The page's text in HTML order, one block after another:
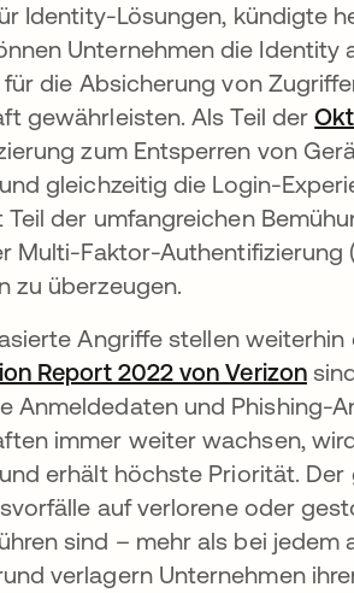
Identity-Lösungen, kündigte
Unternehmen die
die Absicherung von
gewährleisten. Als Teil der
zum Entsperren von
gleichzeitig die Login-
der umfangreichen
Multi-Faktor-
zu überzeugen.
Angriffe stellen
Report 2022 von Verizon
Anmeldedaten und Phishing-
immer weiter wachsen,
erhält höchste Priorität.
auf verlorene oder
sind – mehr als bei
verlagern Unternehmen